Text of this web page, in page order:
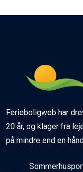
Ferieboligweb har
20 år, og klager fra
på mindre end en